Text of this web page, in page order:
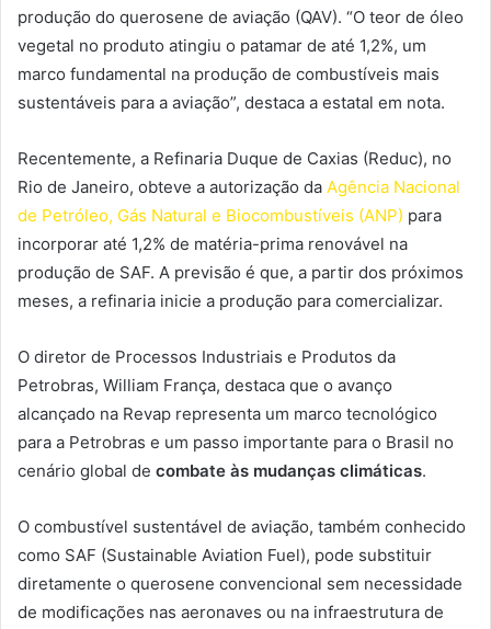
produção do querosene de aviação (QAV). “O teor de óleo
vegetal no produto atingiu o patamar de até 1,2%, um
marco fundamental na produção de combustíveis mais
sustentáveis para a aviação”, destaca a estatal em nota.
Recentemente, a Refinaria Duque de Caxias (Reduc), no
Rio de Janeiro, obteve a autorização da Agência Nacional
de Petróleo, Gás Natural e Biocombustíveis (ANP) para
incorporar até 1,2% de matéria-prima renovável na
produção de SAF. A previsão é que, a partir dos próximos
meses, a refinaria inicie a produção para comercializar.
O diretor de Processos Industriais e Produtos da
Petrobras, William França, destaca que o avanço
alcançado na Revap representa um marco tecnológico
para a Petrobras e um passo importante para o Brasil no
cenário global de combate às mudanças climáticas.
O combustível sustentável de aviação, também conhecido
como SAF (Sustainable Aviation Fuel), pode substituir
diretamente o querosene convencional sem necessidade
de modificações nas aeronaves ou na infraestrutura de